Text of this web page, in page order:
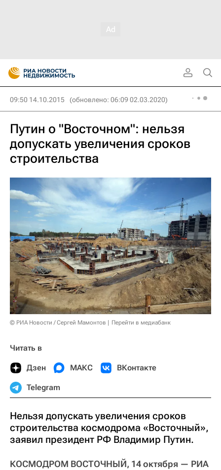
09:50 14.10.2015 (обновлено: 06:09 02.03.2020)
Путин о "Восточном": нельзя
допускать увеличения сроков
строительства
© РИА Новости / Сергей Мамонтов Перейти в медиабанк
Читать в
Дзен МАКС ВКонтакте
Telegram
Нельзя допускать увеличения сроков
строительства космодрома «Восточный»,
заявил президент РФ Владимир Путин.
КОСМОДРОМ ВОСТОЧНЫЙ, 14 октября — РИА